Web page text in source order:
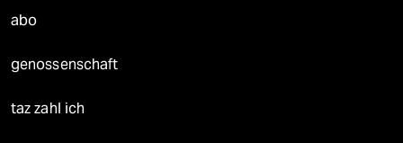
abo
genossenschaft
taz zahl ich